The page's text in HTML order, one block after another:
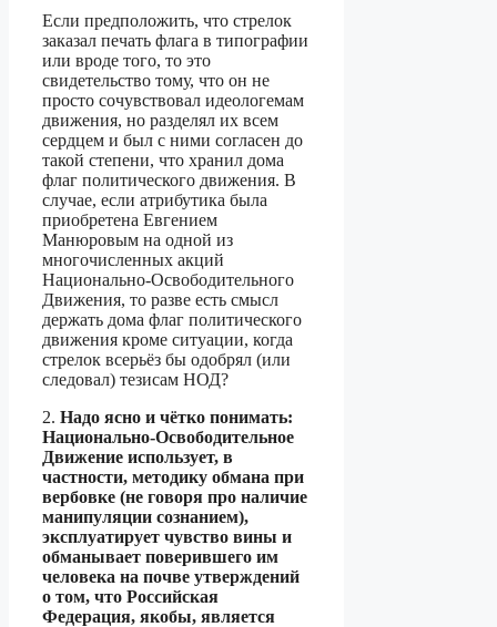
Если предположить, что стрелок
заказал печать флага в типографии
или вроде того, то это
свидетельство тому, что он не
просто сочувствовал идеологемам
движения, но разделял их всем
сердцем и был с ними согласен до
такой степени, что хранил дома
флаг политического движения. В
случае, если атрибутика была
приобретена Евгением
Манюровым на одной из
многочисленных акций
Национально-Освободительного
Движения, то разве есть смысл
держать дома флаг политического
движения кроме ситуации, когда
стрелок всерьёз бы одобрял (или
следовал) тезисам НОД?
2. Надо ясно и чётко понимать:
Национально-Освободительное
Движение использует, в
частности, методику обмана при
вербовке (не говоря про наличие
манипуляции сознанием),
эксплуатирует чувство вины и
обманывает поверившего им
человека на почве утверждений
о том, что Российская
Федерация, якобы, является